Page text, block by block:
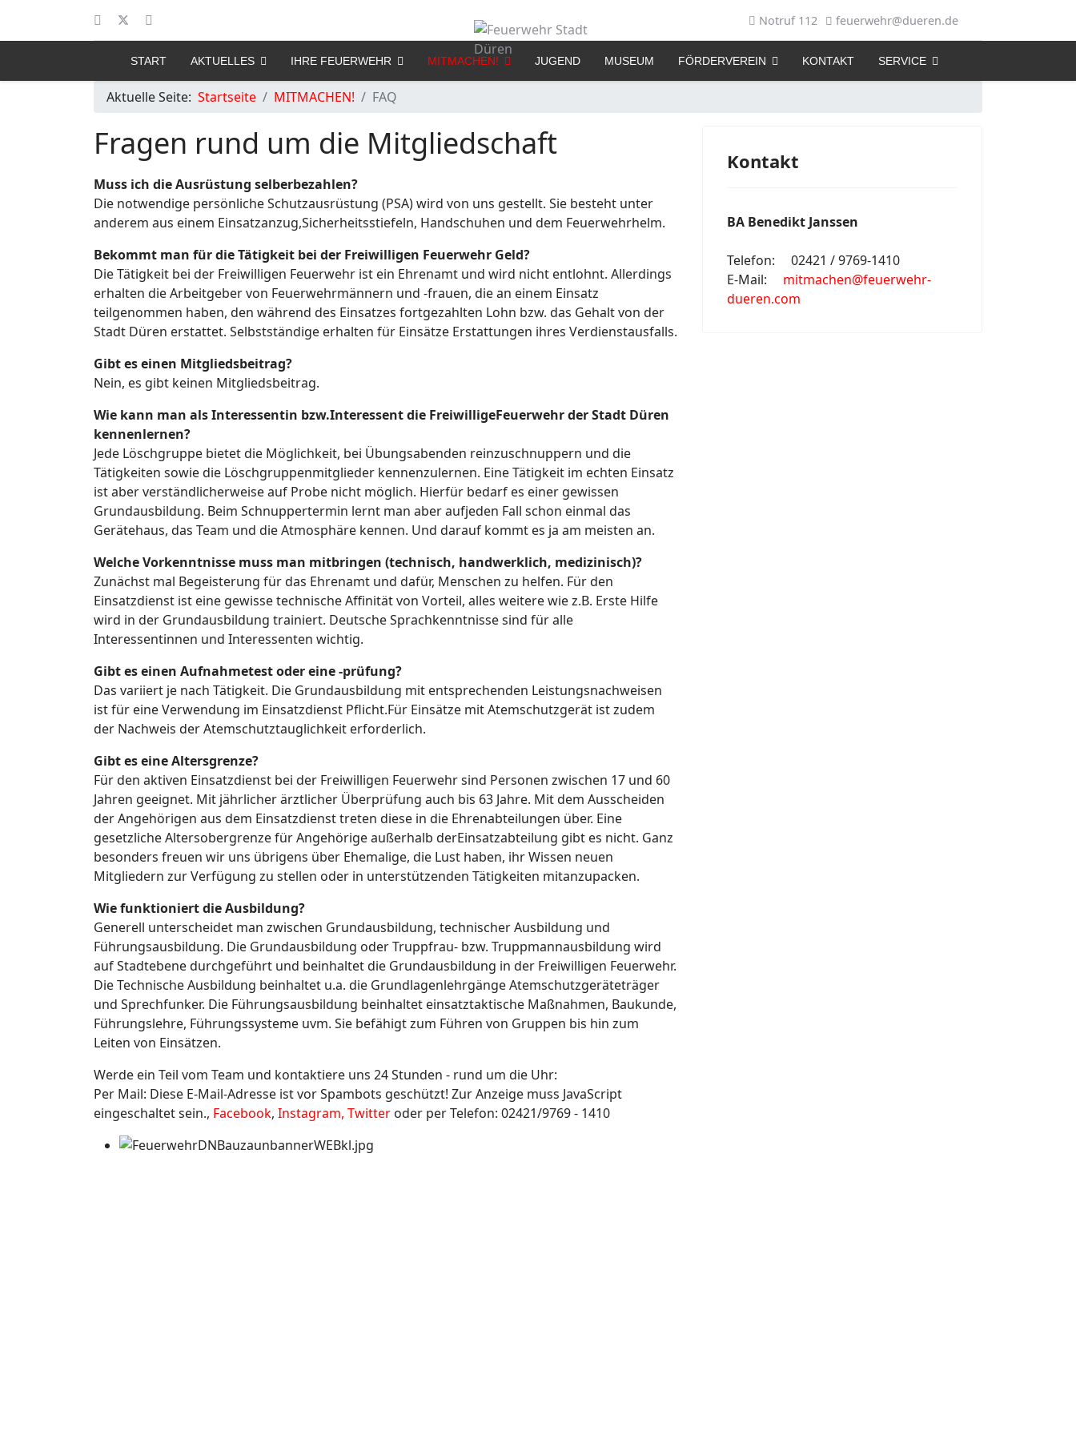
Notruf 112 feuerwehr@dueren.de
START AKTUELLES IHRE FEUERWEHR MITMACHEN! JUGEND MUSEUM FÖRDERVEREIN KONTAKT SERVICE
Aktuelle Seite: Startseite MITMACHEN! FAQ
Fragen rund um die Mitgliedschaft
Muss ich die Ausrüstung selberbezahlen?
Die notwendige persönliche Schutzausrüstung (PSA) wird von uns gestellt. Sie besteht unter
anderem aus einem Einsatzanzug,Sicherheitsstiefeln, Handschuhen und dem Feuerwehrhelm.
Bekommt man für die Tätigkeit bei der Freiwilligen Feuerwehr Geld?
Die Tätigkeit bei der Freiwilligen Feuerwehr ist ein Ehrenamt und wird nicht entlohnt. Allerdings
erhalten die Arbeitgeber von Feuerwehrmännern und -­frauen, die an einem Einsatz
teilgenommen haben, den während des Einsatzes fortgezahlten Lohn bzw. das Gehalt von der
Stadt Düren erstattet. Selbstständige erhalten für Einsätze Erstattungen ihres Verdienstausfalls.
Gibt es einen Mitgliedsbeitrag?
Nein, es gibt keinen Mitgliedsbeitrag.
Wie kann man als Interessentin bzw.Interessent die FreiwilligeFeuerwehr der Stadt Düren
kennenlernen?
Jede Löschgruppe bietet die Möglichkeit, bei Übungsabenden reinzuschnuppern und die
Tätigkeiten sowie die Löschgruppenmitglieder kennenzulernen. Eine Tätigkeit im echten Einsatz
ist aber verständlicherweise auf Probe nicht möglich. Hierfür bedarf es einer gewissen
Grundausbildung. Beim Schnuppertermin lernt man aber aufjeden Fall schon einmal das
Gerätehaus, das Team und die Atmosphäre kennen. Und darauf kommt es ja am meisten an.
Welche Vorkenntnisse muss man mitbringen (technisch, handwerklich, medizinisch)?
Zunächst mal Begeisterung für das Ehrenamt und dafür, Menschen zu helfen. Für den
Einsatzdienst ist eine gewisse technische Affinität von Vorteil, alles weitere wie z.B. Erste Hilfe
wird in der Grundausbildung trainiert. Deutsche Sprachkenntnisse sind für alle
Interessentinnen und Interessenten wichtig.
Gibt es einen Aufnahmetest oder eine -­prüfung?
Das variiert je nach Tätigkeit. Die Grundausbildung mit entsprechenden Leistungsnachweisen
ist für eine Verwendung im Einsatzdienst Pflicht.Für Einsätze mit Atemschutzgerät ist zudem
der Nachweis der Atemschutztauglichkeit erforderlich.
Gibt es eine Altersgrenze?
Für den aktiven Einsatzdienst bei der Freiwilligen Feuerwehr sind Personen zwischen 17 und 60
Jahren geeignet. Mit jährlicher ärztlicher Überprüfung auch bis 63 Jahre. Mit dem Ausscheiden
der Angehörigen aus dem Einsatzdienst treten diese in die Ehrenabteilungen über. Eine
gesetzliche Altersobergrenze für Angehörige außerhalb derEinsatzabteilung gibt es nicht. Ganz
besonders freuen wir uns übrigens über Ehemalige, die Lust haben, ihr Wissen neuen
Mitgliedern zur Verfügung zu stellen oder in unterstützenden Tätigkeiten mitanzupacken.
Wie funktioniert die Ausbildung?
Generell unterscheidet man zwischen Grundausbildung, technischer Ausbildung und
Führungsausbildung. Die Grundausbildung oder Truppfrau-­ bzw. Truppmannausbildung wird
auf Stadtebene durchgeführt und beinhaltet die Grundausbildung in der Freiwilligen Feuerwehr.
Die Technische Ausbildung beinhaltet u.a. die Grundlagenlehrgänge Atemschutzgeräteträger
und Sprechfunker. Die Führungsausbildung beinhaltet einsatztaktische Maßnahmen, Baukunde,
Führungslehre, Führungssysteme uvm. Sie befähigt zum Führen von Gruppen bis hin zum
Leiten von Einsätzen.
Werde ein Teil vom Team und kontaktiere uns 24 Stunden - rund um die Uhr:
Per Mail: Diese E-Mail-Adresse ist vor Spambots geschützt! Zur Anzeige muss JavaScript
eingeschaltet sein., Facebook, Instagram, Twitter oder per Telefon: 02421/9769 - 1410
Kontakt
BA Benedikt Janssen
Telefon: 02421 / 9769-1410
E-Mail: mitmachen@feuerwehr-
dueren.com